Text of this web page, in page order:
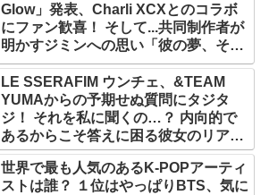
Glow」発表、Charli XCXとのコラボ
にファン歓喜！ そして...共同制作者が
明かすジミンへの思い「彼の夢、そし
て彼の絶望から生まれた歌」
LE SSERAFIM ウンチェ、&TEAM
YUMAからの予期せぬ質問にタジタ
ジ！ それを私に聞くの…？ 内向的で
あるからこそ答えに困る彼女のリアク
ションがかわいすぎる
世界で最も人気のあるK-POPアーティ
ストは誰？ １位はやっぱりBTS、気に